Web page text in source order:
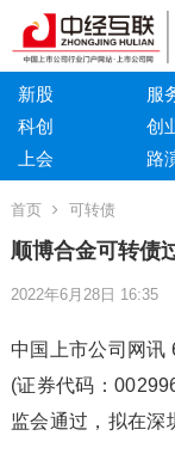
新股 服
科创
创
上会
路
首页 可转债
顺博合金可转债
2022年6月28日 16:35
中国上市公司网讯
(证券代码：
监会通过，拟在深